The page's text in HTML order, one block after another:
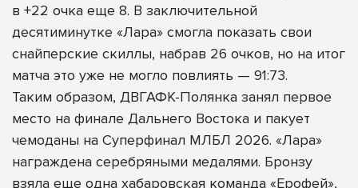
в +22 очка еще 8. В заключительной
десятиминутке «Лара» смогла показать свои
снайперские скиллы, набрав 26 очков, но на итог
матча это уже не могло повлиять — 91:73.
Таким образом, ДВГАФК-Полянка занял первое
место на финале Дальнего Востока и пакует
чемоданы на Суперфинал МЛБЛ 2026. «Лара»
награждена серебряными медалями. Бронзу
взяла еще одна хабаровская команда «Ерофей»,